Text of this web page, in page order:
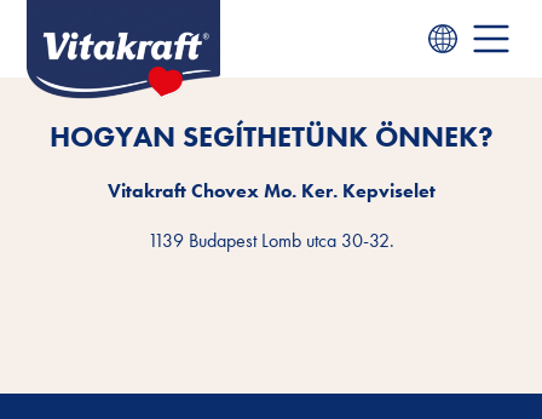
HOGYAN SEGÍTHETÜNK ÖNNEK?
Vitakraft Chovex Mo. Ker. Kepviselet
1139 Budapest Lomb utca 30-32.